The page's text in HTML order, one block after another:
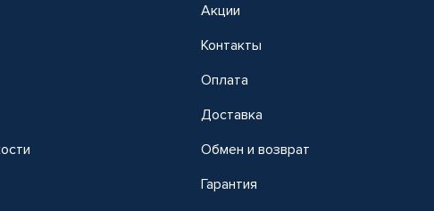
Акции
Контакты
Оплата
Доставка
Обмен и возврат
Гарантия